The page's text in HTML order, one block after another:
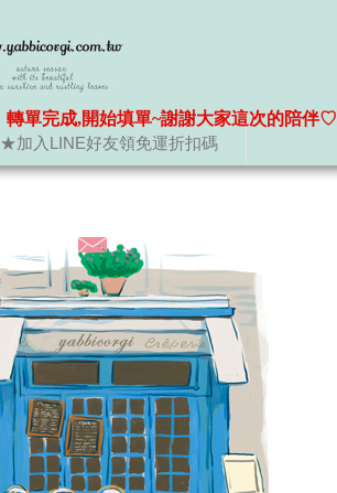
★加入LINE好友領免運折扣碼
轉單完成,開始填單~謝謝大家這次的陪伴♡